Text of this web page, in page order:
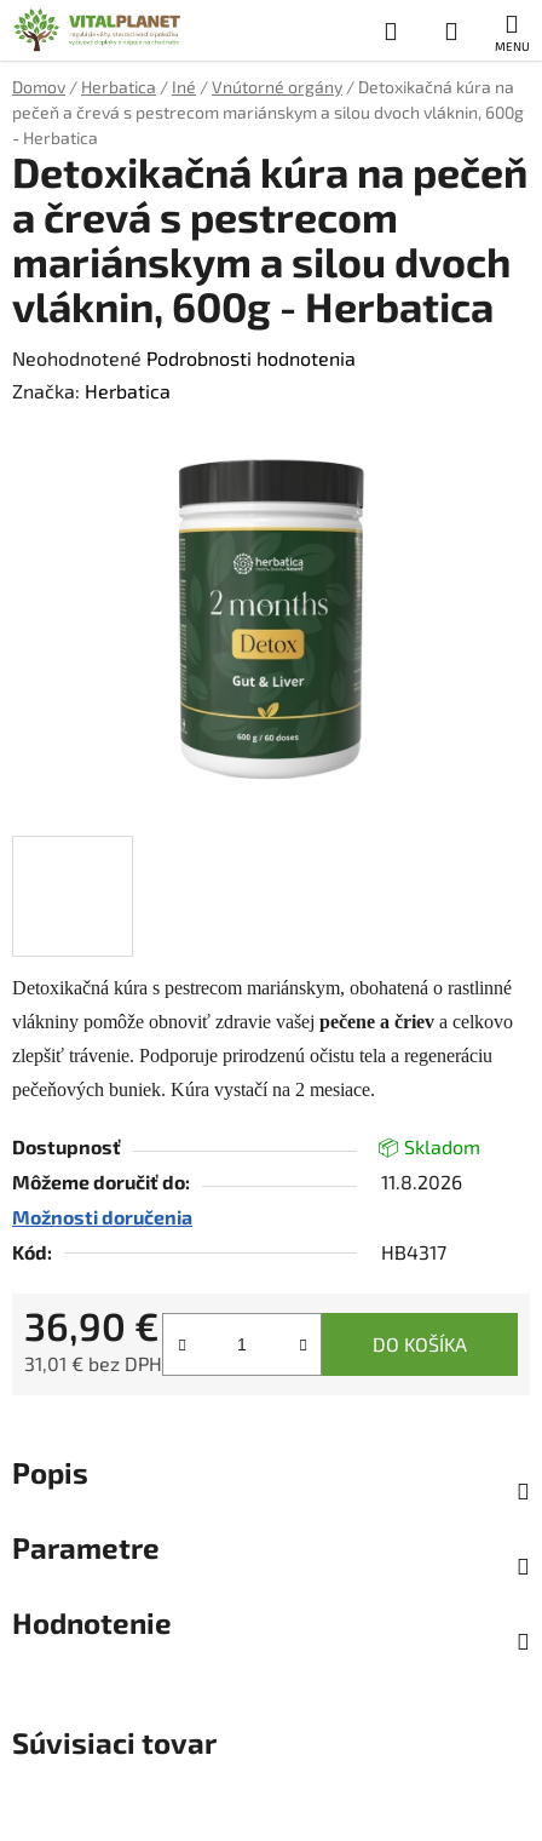
Prejsť
na
obsah
Hľadať
KOŠÍK
Domov / Herbatica / Iné /Vnútorné orgány / Detoxikačná kúra na
pečeň a črevá s pestrecom mariánskym a silou dvoch vláknin, 600g
- Herbatica
Detoxikačná kúra s pestrecom mariánskym, obohatená o rastlinné
vlákniny pomôže obnoviť zdravie vašej pečene a čriev a celkovo
zlepšiť trávenie. Podporuje prirodzenú očistu tela a regeneráciu
pečeňových buniek. Kúra vystačí na 2 mesiace.
Dostupnosť
📦 Skladom
Môžeme doručiť do:
11.8.2026
Možnosti doručenia
Kód:
HB4317
36,90 €
31,01 € bez DPH
DO KOŠÍKA
Detoxikačná kúra na pečeň
a črevá s pestrecom
mariánskym a silou dvoch
vláknin, 600g - Herbatica
Priemerné
hodnotenie
Neohodnotené Podrobnosti hodnotenia
Značka: Herbatica
Popis
Parametre
Hodnotenie
Súvisiaci tovar